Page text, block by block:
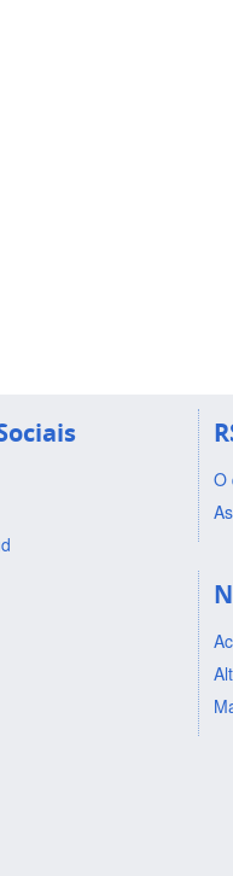
O